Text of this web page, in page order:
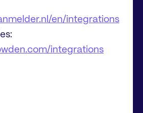
en/integrations
integrations